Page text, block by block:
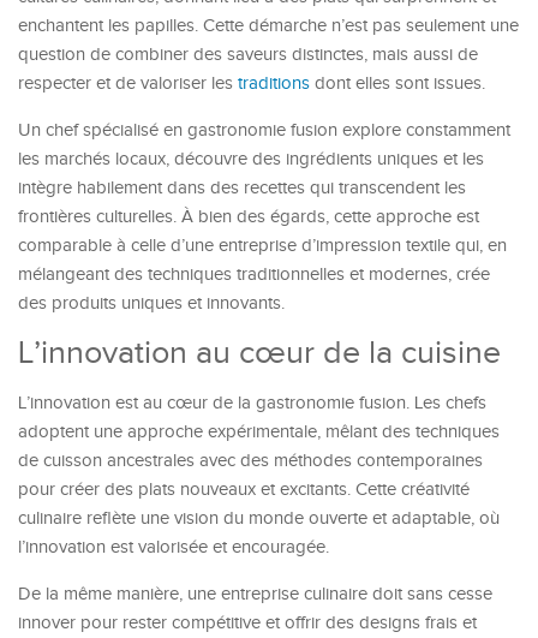
enchantent les papilles. Cette démarche n’est pas seulement une
question de combiner des saveurs distinctes, mais aussi de
respecter et de valoriser les traditions dont elles sont issues.
Un chef spécialisé en gastronomie fusion explore constamment
les marchés locaux, découvre des ingrédients uniques et les
intègre habilement dans des recettes qui transcendent les
frontières culturelles. À bien des égards, cette approche est
comparable à celle d’une entreprise d’impression textile qui, en
mélangeant des techniques traditionnelles et modernes, crée
des produits uniques et innovants.
L’innovation au cœur de la cuisine
L’innovation est au cœur de la gastronomie fusion. Les chefs
adoptent une approche expérimentale, mêlant des techniques
de cuisson ancestrales avec des méthodes contemporaines
pour créer des plats nouveaux et excitants. Cette créativité
culinaire reflète une vision du monde ouverte et adaptable, où
l’innovation est valorisée et encouragée.
De la même manière, une entreprise culinaire doit sans cesse
innover pour rester compétitive et offrir des designs frais et